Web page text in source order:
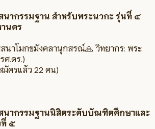
นากรรมฐาน สำหรับพระนวกะ รุ่นที่ ๔
นคร
นาโมกขมังคลานุกสรณ์🙏 วิทยากร: พระ
ศ.ดร.)
มัครแล้ว 22 คน)
นากรรมฐานนิสิตระดับบัณฑิตศึกษาและ
ที่ ๕